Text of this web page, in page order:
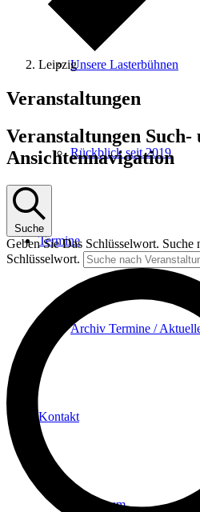
Unsere Lasterbühnen
Rückblick seit 2019
Termine
Archiv Termine /
Kontakt
Impressum
Leipzig
Veranstaltungen
Veranstaltungen Such-
Ansichtennavigation
Suche
Geben Sie Das Schlüsselwort. Suche
Schlüsselwort.